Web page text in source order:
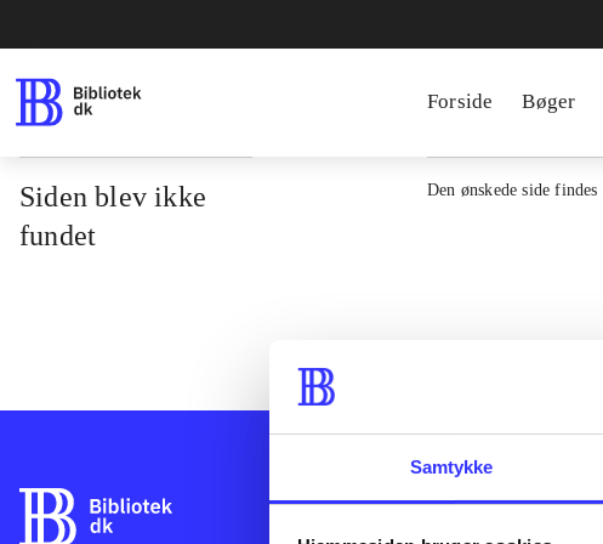
Samtykke
Forside Bøger
Siden blev ikke
fundet
Den ønskede side
Bibliotek.dk er en